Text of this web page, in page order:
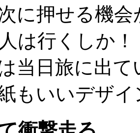
に押せる機
は行くしか！
は当日旅に出
もいいデザ